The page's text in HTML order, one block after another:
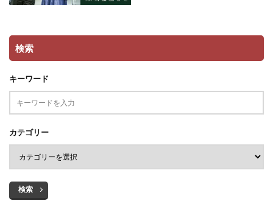
検索
キーワード
カテゴリー
検索